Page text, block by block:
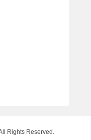
Rights Reserved.